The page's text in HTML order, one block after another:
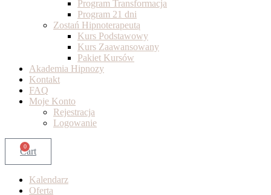
Program Transformacja
Program 21 dni
Zostań Hipnoterapeutą
Kurs Podstawowy
Kurs Zaawansowany
Pakiet Kursów
Akademia Hipnozy
Kontakt
FAQ
Moje Konto
Rejestracja
Logowanie
0
Cart
Kalendarz
Oferta